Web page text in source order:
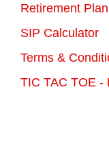
Retirement
SIP Calculator
Terms &
TIC TAC TOE -